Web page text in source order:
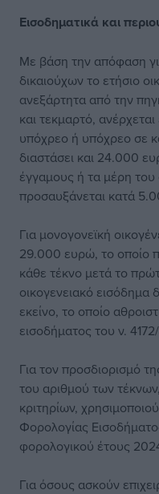
Εισοδηματικά και
Με βάση την απόφαση
δικαιούχων το ετήσιο
ανεξάρτητα από την
και τεκμαρτό,
υπόχρεο ή υπόχρεο σε
διαστάσει και 24.000
έγγαμους ή τα μέρη
προσαυξάνεται κατά
Για μονογονεϊκή
29.000 ευρώ, το οποίο
κάθε τέκνο μετά το
οικογενειακό εισόδημα
εκείνο, το οποίο
εισοδήματος του ν.
Για τον προσδιορισμό
του αριθμού των
κριτηρίων,
Φορολογίας
φορολογικού έτους
Για όσους ασκούν